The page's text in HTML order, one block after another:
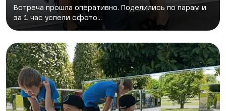
Встреча прошла оперативно. Поделились по парам и
за 1 час успели сфото...